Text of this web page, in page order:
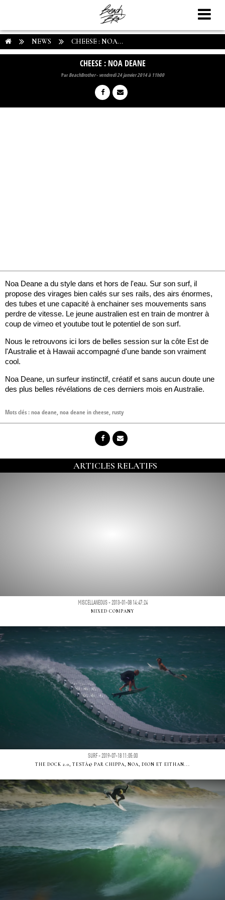
NEWS CHEESE : NOA...
CHEESE : NOA DEANE
ParBeachBrother- vendredi 24 janvier 2014 à 11h00
Noa Deane a du style dans et hors de l'eau. Sur son surf, il
propose des virages bien calés sur ses rails, des airs énormes,
des tubes et une capacité à enchainer ses mouvements sans
perdre de vitesse. Le jeune australien est en train de montrer à
coup de vimeo et youtube tout le potentiel de son surf.
Nous le retrouvons ici lors de belles session sur la côte Est de
l'Australie et à Hawaii accompagné d'une bande son vraiment
cool.
Noa Deane, un surfeur instinctif, créatif et sans aucun doute une
des plus belles révélations de ces derniers mois en Australie.
Mots clés :noa deane,noa deane in cheese,rusty
ARTICLES RELATIFS
MISCELLANEOUS - 2013-01-08 14:47:24
MIXED COMPANY
SURF - 2019-07-18 11:05:00
THE DOCK 2.0, TESTÃ© PAR CHIPPA, NOA, DION ET EITHAN...